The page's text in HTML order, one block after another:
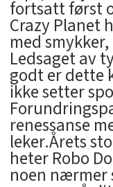
fortsatt først
Crazy Planet
med
Ledsaget av
godt er dette
ikke setter
renessanse
leker.Årets
heter Robo
noen nærmer